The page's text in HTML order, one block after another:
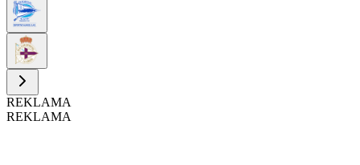
REKLAMA
REKLAMA